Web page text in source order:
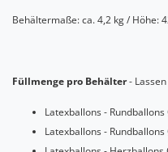
Behältermaße: ca. 4,2 kg / Höhe:
Füllmenge pro Behälter-
Latexballons -
Latexballons -